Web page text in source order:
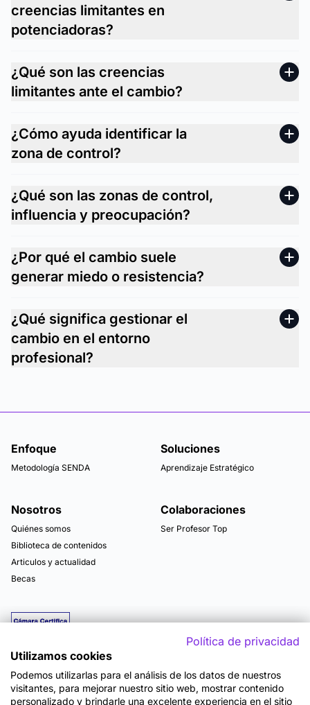
creencias limitantes en
potenciadoras?
¿Qué son las creencias
limitantes ante el cambio?
¿Cómo ayuda identificar la
zona de control?
¿Qué son las zonas de control,
influencia y preocupación?
¿Por qué el cambio suele
generar miedo o resistencia?
¿Qué significa gestionar el
cambio en el entorno
profesional?
Enfoque
Metodología SENDA
Soluciones
Aprendizaje Estratégico
Nosotros
Quiénes somos
Biblioteca de contenidos
Articulos y actualidad
Becas
Colaboraciones
Ser Profesor Top
Política de privacidad
Utilizamos cookies
Podemos utilizarlas para el análisis de los datos de nuestros
visitantes, para mejorar nuestro sitio web, mostrar contenido
personalizado y brindarle una excelente experiencia en el sitio